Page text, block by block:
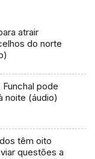
atrair
do norte
pode
noite (áudio)
têm oito
questões a